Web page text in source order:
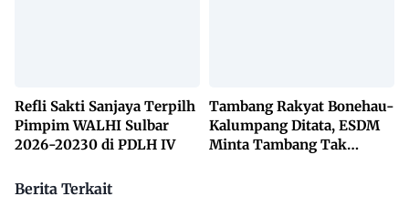
Refli Sakti Sanjaya Terpilh
Pimpim WALHI Sulbar
2026-20230 di PDLH IV
Tambang Rakyat Bonehau-
Kalumpang Ditata, ESDM
Minta Tambang Tak
Berita Terkait